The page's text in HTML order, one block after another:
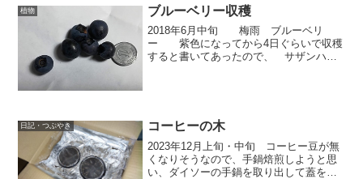
植物 ブルーベリー収穫
2018年6月中旬 梅雨 ブルーベリ
ー 紫色になってから4日ぐらいで収穫
すると書いてあったので、 サザンハイ
日記・つぶやき コーヒーの木
2023年12月上旬・中旬 コーヒー豆が無
くなりそうなので、手鍋焙煎しようと思
い、ダイソーの手鍋を取り出して蓋をあ